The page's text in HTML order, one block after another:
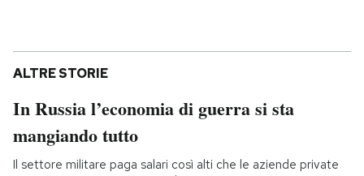
ALTRE STORIE
In Russia l’economia di guerra si sta
mangiando tutto
Il settore militare paga salari così alti che le aziende private